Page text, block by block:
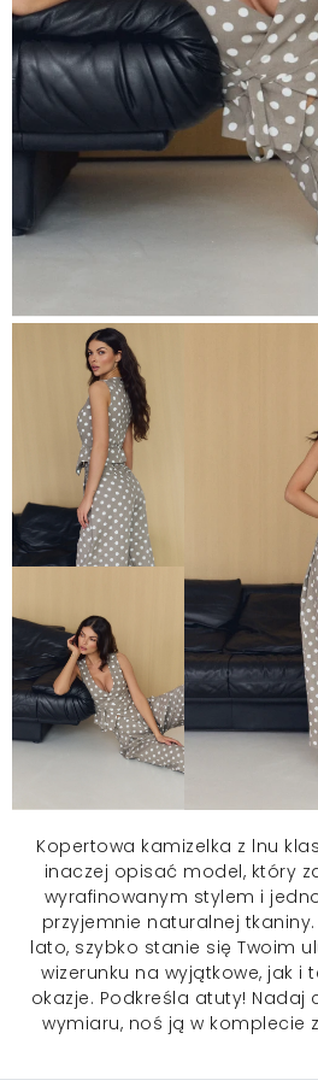
Kopertowa kamizelka z lnu
inaczej opisać model, który
wyrafinowanym stylem i
przyjemnie naturalnej
lato, szybko stanie się Twoim
wizerunku na wyjątkowe, jak i
okazje. Podkreśla atuty! Nadaj
wymiaru, noś ją w komplecie